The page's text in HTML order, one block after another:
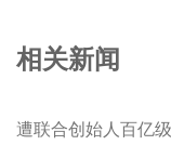
相关新闻
遭联合创始人百亿